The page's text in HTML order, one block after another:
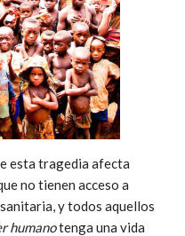
esta tragedia afecta
no tienen acceso a
y todos aquellos
humanotenga una vida